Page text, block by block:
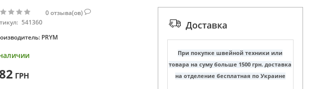
0отзыва(ов)
541360
PRYM
ГРН
Доставка
При покупке швейной техники или
товара на суму больше 1500 грн. доставка
на отделение бесплатная по Украине